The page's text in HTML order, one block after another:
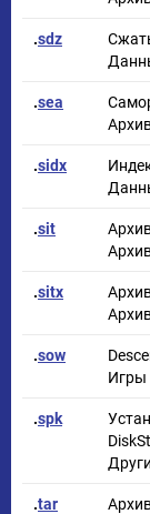
.sdz
.sea
.sidx
.sit
.sitx
.sow
Игры
.spk
.tar